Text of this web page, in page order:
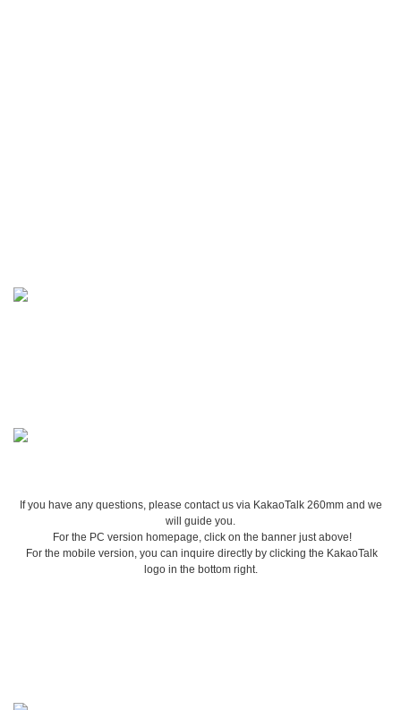
If you have any questions, please contact us via KakaoTalk 260mm and we
will guide you.
For the PC version homepage, click on the banner just above!
For the mobile version, you can inquire directly by clicking the KakaoTalk
logo in the bottom right.